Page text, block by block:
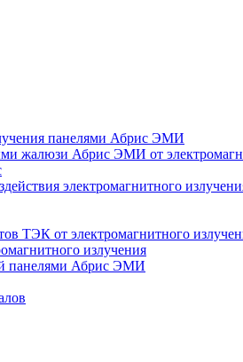
панелями Абрис ЭМИ
жалюзи Абрис ЭМИ от
электромагнитного
ТЭК от электромагнитного
излучения
панелями Абрис ЭМИ